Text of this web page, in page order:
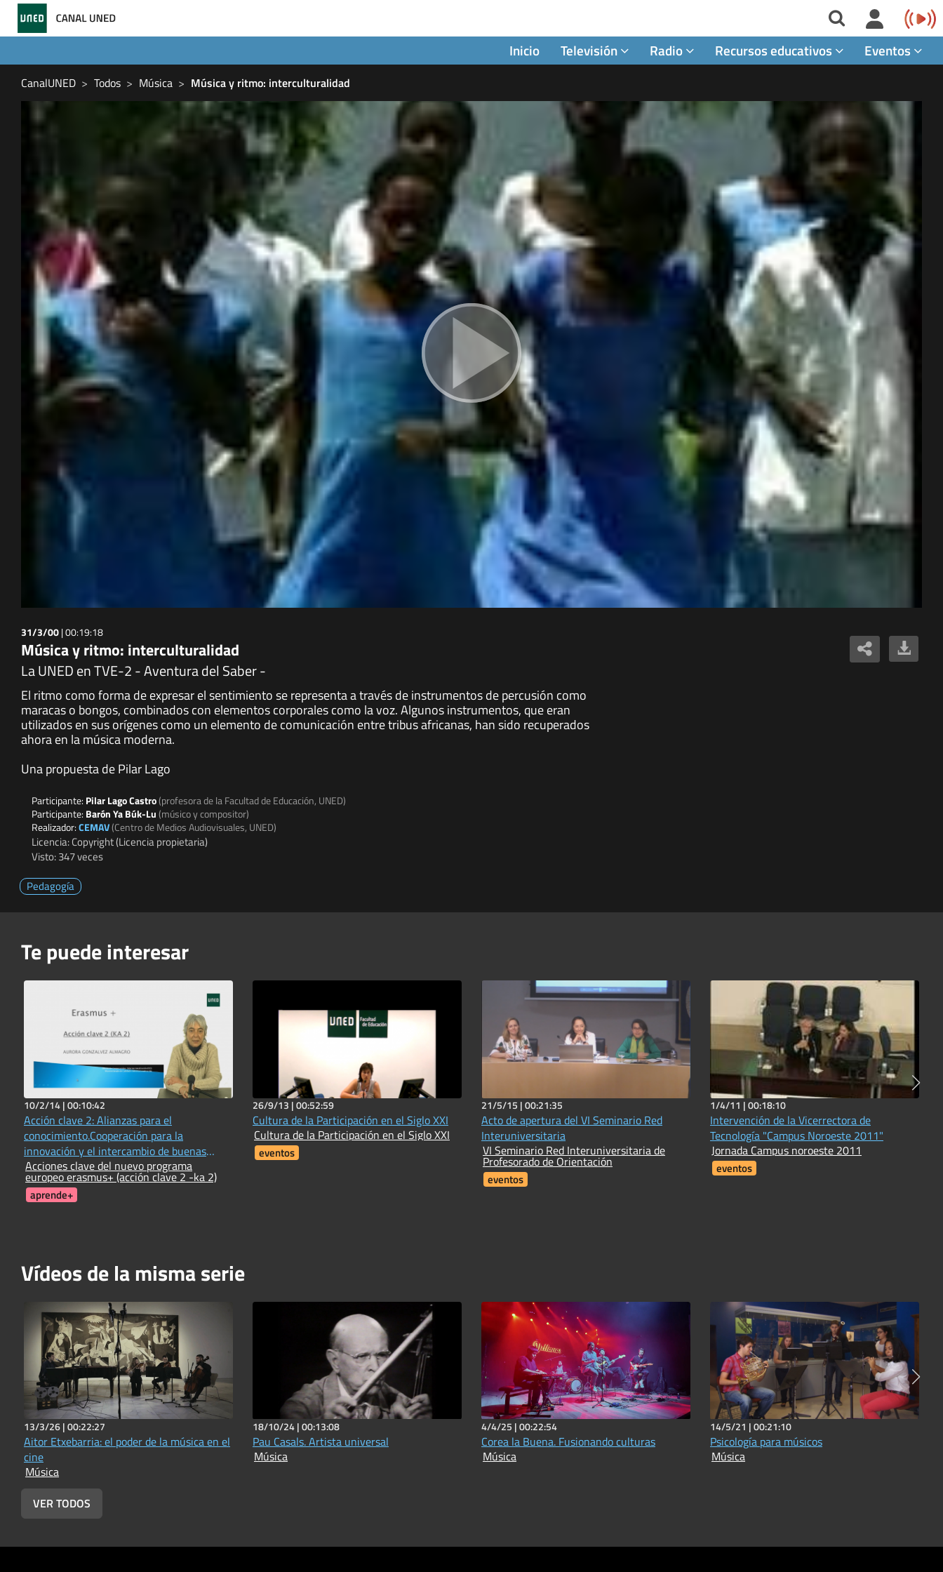
Inicio Televisión Radio Recursos educativos Eventos
CanalUNED Todos Música Música y ritmo: interculturalidad
31/3/00|00:19:18
Música y ritmo: interculturalidad
La UNED en TVE-2 - Aventura del Saber -
El ritmo como forma de expresar el sentimiento se representa a través de instrumentos de percusión como
maracas o bongos, combinados con elementos corporales como la voz. Algunos instrumentos, que eran
utilizados en sus orígenes como un elemento de comunicación entre tribus africanas, han sido recuperados
ahora en la música moderna.
Una propuesta de Pilar Lago
Participante: Pilar Lago Castro(profesora de la Facultad de Educación, UNED)
Participante: Barón Ya Búk-Lu(músico y compositor)
Realizador:CEMAV(Centro de Medios Audiovisuales, UNED)
Licencia: Copyright (Licencia propietaria)
Visto: 347 veces
Pedagogía
Te puede interesar
10/2/14 |00:10:42
Acción clave 2: Alianzas para el
conocimiento.Cooperación para la
innovación y el intercambio de buenas
prácticas
Acciones clave del nuevo programa
europeo erasmus+ (acción clave 2 -ka 2)
aprende+
26/9/13 |00:52:59
Cultura de la Participación en el Siglo XXI
Cultura de la Participación en el Siglo XXI
eventos
21/5/15 |00:21:35
Acto de apertura del VI Seminario Red
Interuniversitaria
VI Seminario Red Interuniversitaria de
Profesorado de Orientación
eventos
1/4/11 |00:18:10
Intervención de la Vicerrectora de
Tecnología "Campus Noroeste 2011"
Jornada Campus noroeste 2011
eventos
Vídeos de la misma serie
13/3/26 |00:22:27
Aitor Etxebarria: el poder de la música en el
cine
Música
18/10/24 |00:13:08
Pau Casals. Artista universal
Música
4/4/25 |00:22:54
Corea la Buena. Fusionando culturas
Música
14/5/21 |00:21:10
Psicología para músicos
Música
VER TODOS